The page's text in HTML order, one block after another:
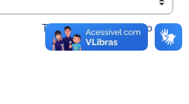
Termo de uso de serviço →